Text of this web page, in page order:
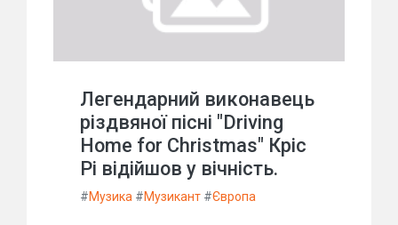
Легендарний виконавець
різдвяної пісні "Driving
Home for Christmas" Кріс
Рі відійшов у вічність.
#Музика #Музикант #Європа